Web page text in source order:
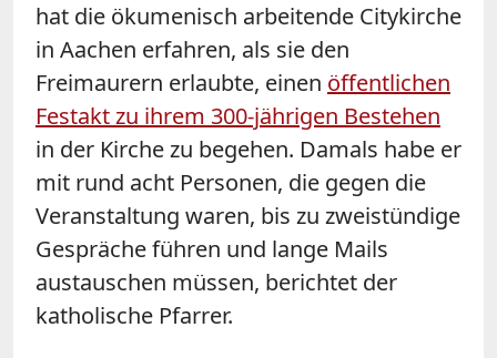
hat die ökumenisch arbeitende Citykirche
in Aachen erfahren, als sie den
Freimaurern erlaubte, einen öffentlichen
Festakt zu ihrem 300-jährigen Bestehen
in der Kirche zu begehen. Damals habe er
mit rund acht Personen, die gegen die
Veranstaltung waren, bis zu zweistündige
Gespräche führen und lange Mails
austauschen müssen, berichtet der
katholische Pfarrer.